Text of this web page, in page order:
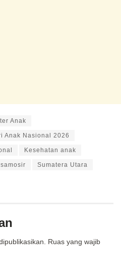
Anak
Anak Nasional 2026
Kesehatan anak
samosir Sumatera Utara
Ruas yang wajib